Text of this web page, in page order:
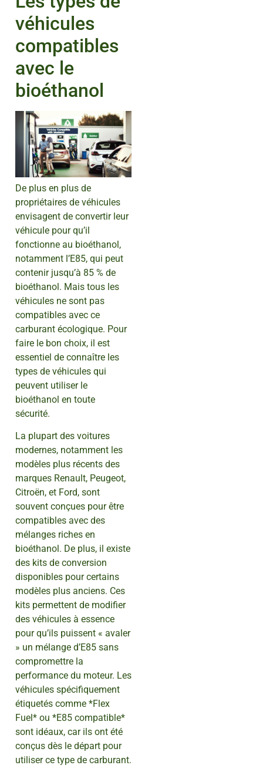
véhicules
compatibles
avec le
bioéthanol
De plus en plus de
propriétaires de véhicules
envisagent de convertir leur
véhicule pour qu’il
fonctionne au bioéthanol,
notamment l’E85, qui peut
contenir jusqu’à 85 % de
bioéthanol. Mais tous les
véhicules ne sont pas
compatibles avec ce
carburant écologique. Pour
faire le bon choix, il est
essentiel de connaître les
types de véhicules qui
peuvent utiliser le
bioéthanol en toute
sécurité.
La plupart des voitures
modernes, notamment les
modèles plus récents des
marques Renault, Peugeot,
Citroën, et Ford, sont
souvent conçues pour être
compatibles avec des
mélanges riches en
bioéthanol. De plus, il existe
des kits de conversion
disponibles pour certains
modèles plus anciens. Ces
kits permettent de modifier
des véhicules à essence
pour qu’ils puissent « avaler
» un mélange d’E85 sans
compromettre la
performance du moteur. Les
véhicules spécifiquement
étiquetés comme *Flex
Fuel* ou *E85 compatible*
sont idéaux, car ils ont été
conçus dès le départ pour
utiliser ce type de carburant.